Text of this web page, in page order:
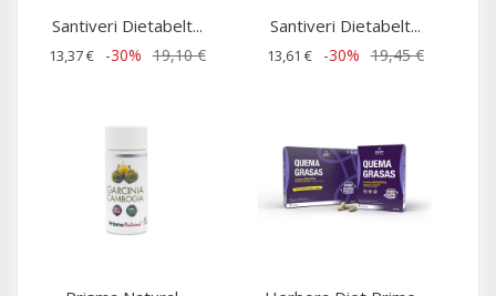
Santiveri Dietabelt...
13,37 € -30% 19,10 €
Santiveri Dietabelt...
13,61 € -30% 19,45 €